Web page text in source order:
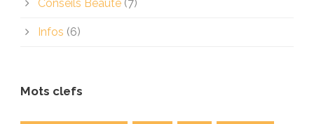
Conseils Beauté (7)
Infos (6)
Mots clefs